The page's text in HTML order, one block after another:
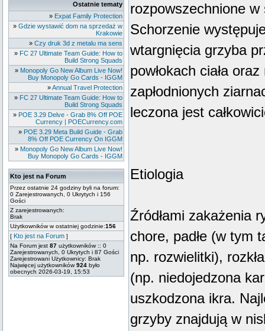
Ostatnie tematy
» Expat Family Protection
» Gdzie wystawić dom na sprzedaż w
Krakowie
» Czy druk 3d z metalu ma sens
» FC 27 Ultimate Team Guide: How to
Build Strong Squads
» Monopoly Go New Album Live Now!
Buy Monopoly Go Cards - IGGM
»Annual Travel Protection
» FC 27 Ultimate Team Guide: How to
Build Strong Squads
» POE 3.29 Delve - Grab 8% Off POE
Currency | POECurrency.com
» POE 3.29 Meta Build Guide - Grab
8% Off POE Currency On IGGM
» Monopoly Go New Album Live Now!
Buy Monopoly Go Cards - IGGM
Kto jest na Forum
Przez ostatnie 24 godziny byli na forum:
0 Zarejestrowanych, 0 Ukrytych i 156
Gości
Z zarejestrowanych:
Brak
Użytkowników w ostatniej godzinie:156
[ Kto jest na Forum ]
Na Forum jest 87 użytkowników :: 0
Zarejestrowanych, 0 Ukrytych i 87 Gości
Zarejestrowani Użytkownicy: Brak
Najwięcej użytkowników924 było
obecnych 2026-03-19, 15:53
rozpowszechnione
Schorzenie
wtargnięcia grzyba
powłokach ciała
zapłodnionych
leczona jest
Etiologia
Źródłami zakażenia
chore, padłe (w tym
np. rozwielitki),
(np. niedojedzona
uszkodzona ikra.
grzyby znajdują w